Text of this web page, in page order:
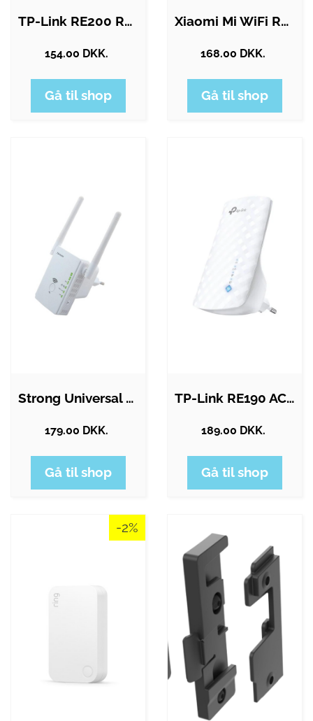
TP-Link RE200 Range Extender AC750
154.00 DKK.
Gå til shop
Xiaomi Mi WiFi Range Extender AC1200…
168.00 DKK.
Gå til shop
Strong Universal Repeater 300 - Wi-Fi…
179.00 DKK.
Gå til shop
TP-Link RE190 AC750 Wi-Fi Range Extender
189.00 DKK.
Gå til shop
-2%